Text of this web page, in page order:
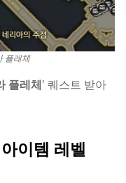
플레체
플레체' 퀘스트 받아
이템 레벨